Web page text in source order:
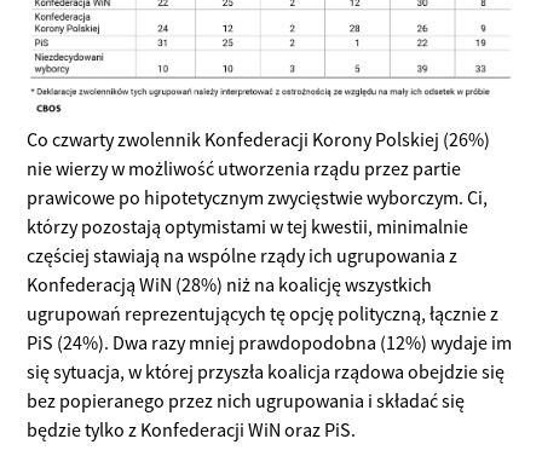
Co czwarty zwolennik Konfederacji Korony Polskiej (26%)
nie wierzy w możliwość utworzenia rządu przez partie
prawicowe po hipotetycznym zwycięstwie wyborczym. Ci,
którzy pozostają optymistami w tej kwestii, minimalnie
częściej stawiają na wspólne rządy ich ugrupowania z
Konfederacją WiN (28%) niż na koalicję wszystkich
ugrupowań reprezentujących tę opcję polityczną, łącznie z
PiS (24%). Dwa razy mniej prawdopodobna (12%) wydaje im
się sytuacja, w której przyszła koalicja rządowa obejdzie się
bez popieranego przez nich ugrupowania i składać się
będzie tylko z Konfederacji WiN oraz PiS.